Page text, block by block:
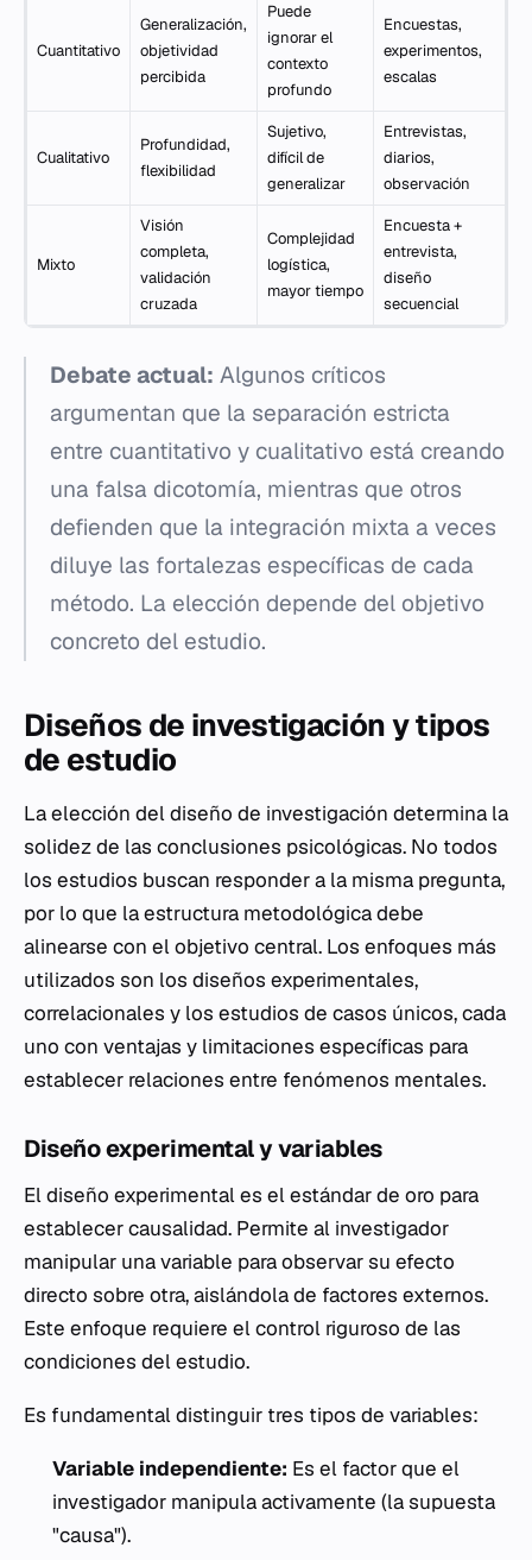
Cuantitativo
Generalización,
objetividad
percibida
Puede
ignorar el
contexto
profundo
Encuestas,
experimentos,
escalas
Cualitativo
Profundidad,
flexibilidad
Sujetivo,
difícil de
generalizar
Entrevistas,
diarios,
observación
Mixto
Visión
completa,
validación
cruzada
Complejidad
logística,
mayor tiempo
Encuesta +
entrevista,
diseño
secuencial
Debate actual: Algunos críticos
argumentan que la separación estricta
entre cuantitativo y cualitativo está creando
una falsa dicotomía, mientras que otros
defienden que la integración mixta a veces
diluye las fortalezas específicas de cada
método. La elección depende del objetivo
concreto del estudio.
Diseños de investigación y tipos
de estudio
La elección del diseño de investigación determina la
solidez de las conclusiones psicológicas. No todos
los estudios buscan responder a la misma pregunta,
por lo que la estructura metodológica debe
alinearse con el objetivo central. Los enfoques más
utilizados son los diseños experimentales,
correlacionales y los estudios de casos únicos, cada
uno con ventajas y limitaciones específicas para
establecer relaciones entre fenómenos mentales.
Diseño experimental y variables
El diseño experimental es el estándar de oro para
establecer causalidad. Permite al investigador
manipular una variable para observar su efecto
directo sobre otra, aislándola de factores externos.
Este enfoque requiere el control riguroso de las
condiciones del estudio.
Es fundamental distinguir tres tipos de variables:
Variable independiente: Es el factor que el
investigador manipula activamente (la supuesta
"causa").